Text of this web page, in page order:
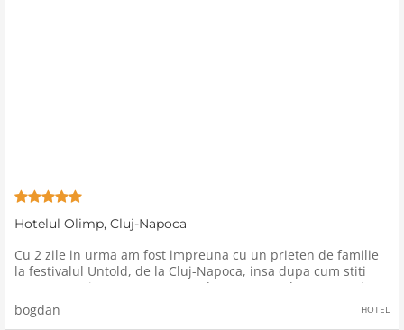
Hotelul Olimp, Cluj-Napoca
Cu 2 zile in urma am fost impreuna cu un prieten de familie
la festivalul Untold, de la Cluj-Napoca, insa dupa cum stiti
petrecerea tine toata noaptea, de aceea am ales sa stam in
Cluj-Napoca si a doua noapte doar ca sa ne odihnim, ca sa nu
avem
bogdan HOTEL